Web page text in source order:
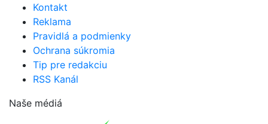
Kontakt
Reklama
Pravidlá a podmienky
Ochrana súkromia
Tip pre redakciu
RSS Kanál
Naše médiá